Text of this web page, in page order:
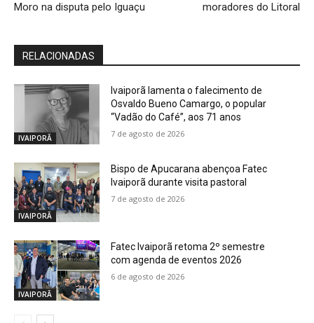
Moro na disputa pelo Iguaçu
moradores do Litoral
RELACIONADAS
IVAIPORÃ
Ivaiporã lamenta o falecimento de
Osvaldo Bueno Camargo, o popular
“Vadão do Café”, aos 71 anos
7 de agosto de 2026
IVAIPORÃ
Bispo de Apucarana abençoa Fatec
Ivaiporã durante visita pastoral
7 de agosto de 2026
IVAIPORÃ
Fatec Ivaiporã retoma 2º semestre
com agenda de eventos 2026
6 de agosto de 2026